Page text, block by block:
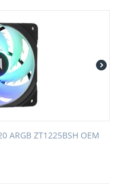
ARGB ZT1225BSH OEM